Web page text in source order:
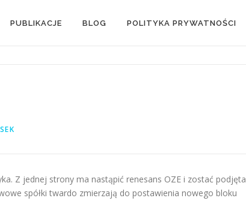
PUBLIKACJE BLOG POLITYKA PRYWATNOŚCI
Z jednej strony ma nastąpić renesans OZE i zostać podjęta
spółki twardo zmierzają do postawienia nowego bloku